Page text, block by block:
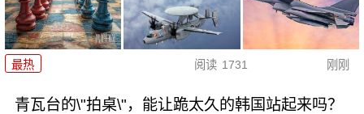
最热 阅读 1731 刚刚
青瓦台的\"拍桌\"，能让跪太久的韩国站起来吗？